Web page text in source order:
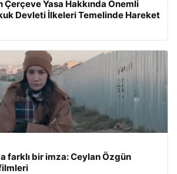
Çerçeve Yasa Hakkında Önemli
Devleti İlkeleri Temelinde Hareket
farklı bir imza: Ceylan Özgün